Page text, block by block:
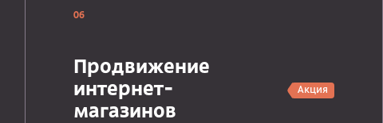
06
Продвижение
интернет-
магазинов
Акция